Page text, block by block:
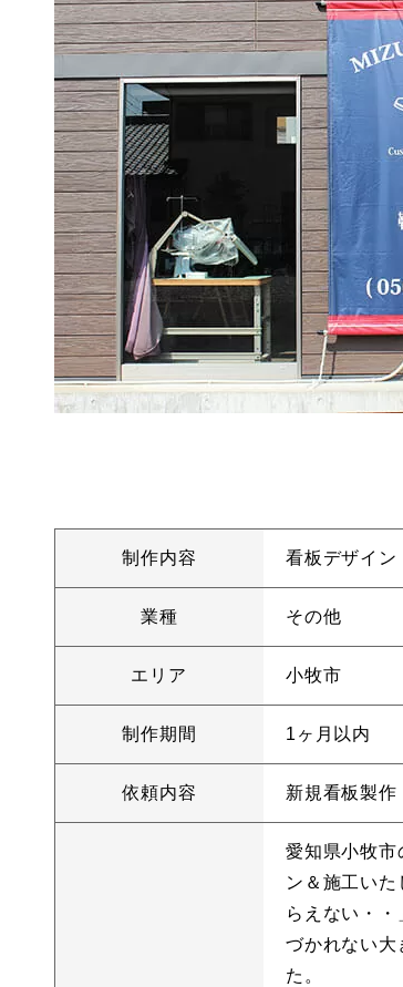
制作内容 看板デザイン
業種 その他
エリア 小牧市
制作期間 1ヶ月以内
依頼内容 新規看板製作
愛知県小牧市
ン＆施工い
らえない・
づかれない
た。